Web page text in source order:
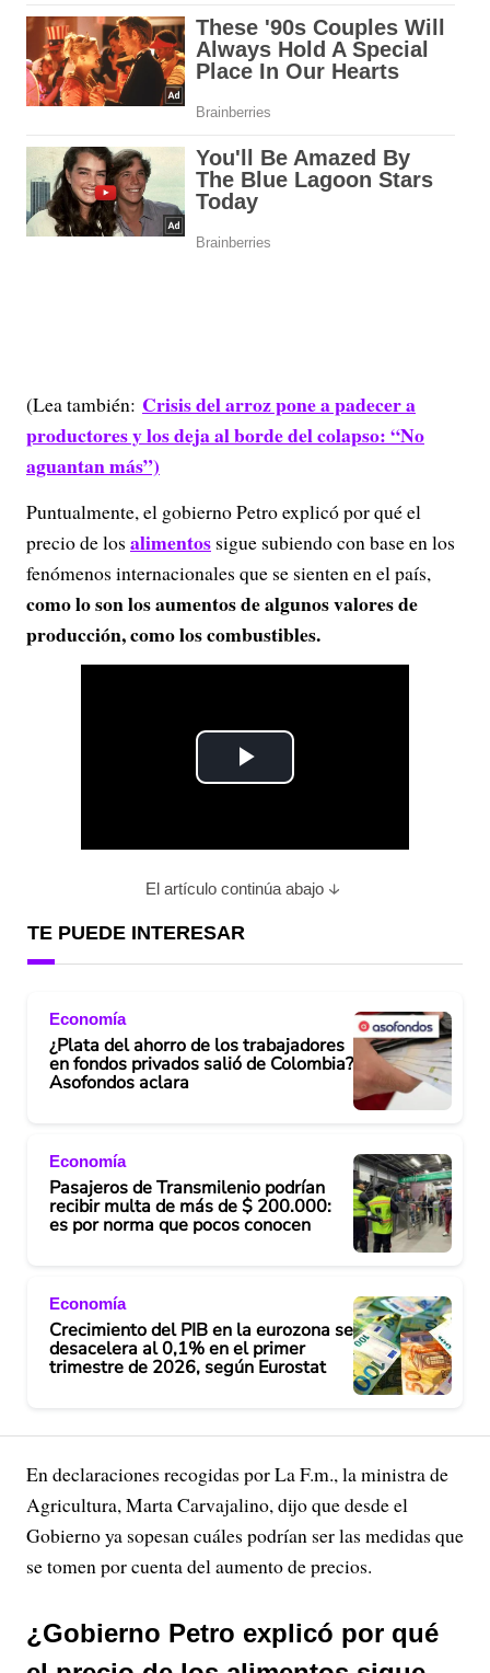
(Lea también: Crisis del arroz pone a padecer a
productores y los deja al borde del colapso: “No
aguantan más”)
Puntualmente, el gobierno Petro explicó por qué el
precio de los alimentos sigue subiendo con base en los
fenómenos internacionales que se sienten en el país,
como lo son los aumentos de algunos valores de
producción, como los combustibles.
P
a
d
o
El artículo continúa abajo
TE PUEDE INTERESAR
Economía
¿Plata del ahorro de los trabajadores
en fondos privados salió de Colombia?
Asofondos aclara
Economía
Pasajeros de Transmilenio podrían
recibir multa de más de $ 200.000:
es por norma que pocos conocen
Economía
Crecimiento del PIB en la eurozona se
desacelera al 0,1% en el primer
trimestre de 2026, según Eurostat
En declaraciones recogidas por La F.m., la ministra de
Agricultura, Marta Carvajalino, dijo que desde el
Gobierno ya sopesan cuáles podrían ser las medidas que
se tomen por cuenta del aumento de precios.
¿Gobierno Petro explicó por qué